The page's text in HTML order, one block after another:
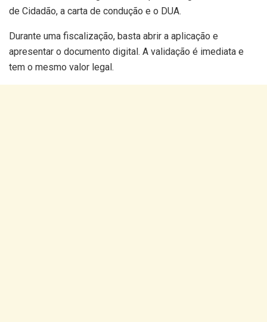
de Cidadão, a carta de condução e o DUA.
Durante uma fiscalização, basta abrir a aplicação e
apresentar o documento digital. A validação é imediata e
tem o mesmo valor legal.